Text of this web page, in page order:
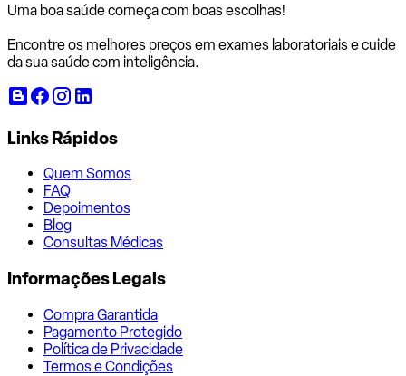
Uma boa saúde começa com boas escolhas!
Encontre os melhores preços em exames laboratoriais e cuide
da sua saúde com inteligência.
Links Rápidos
Quem Somos
FAQ
Depoimentos
Blog
Consultas Médicas
Informações Legais
Compra Garantida
Pagamento Protegido
Política de Privacidade
Termos e Condições